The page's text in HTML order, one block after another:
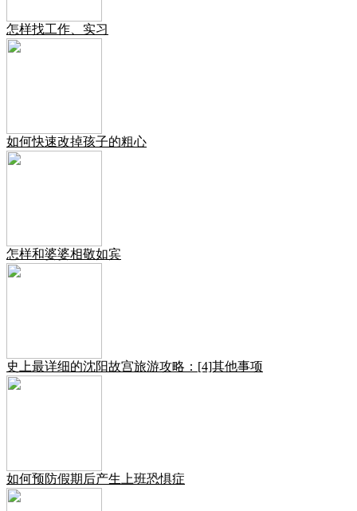
怎样找工作、实习
如何快速改掉孩子的粗心
怎样和婆婆相敬如宾
史上最详细的沈阳故宫旅游攻略：[4]其他事项
如何预防假期后产生上班恐惧症